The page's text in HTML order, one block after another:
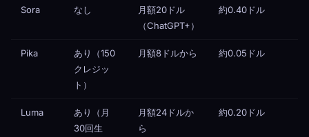
Sora なし
月額20ドル
（ChatGPT+）
約0.40ドル
Pika
あり（150
クレジッ
ト）
月額8ドルから 約0.05ドル
Luma
あり（月
30回生
月額24ドルか
ら
約0.20ドル